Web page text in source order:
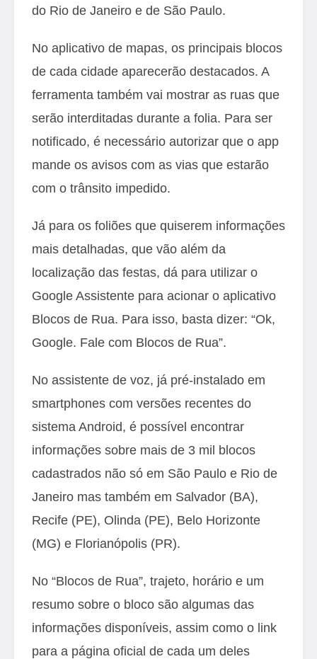
do Rio de Janeiro e de São Paulo.
No aplicativo de mapas, os principais blocos
de cada cidade aparecerão destacados. A
ferramenta também vai mostrar as ruas que
serão interditadas durante a folia. Para ser
notificado, é necessário autorizar que o app
mande os avisos com as vias que estarão
com o trânsito impedido.
Já para os foliões que quiserem informações
mais detalhadas, que vão além da
localização das festas, dá para utilizar o
Google Assistente para acionar o aplicativo
Blocos de Rua. Para isso, basta dizer: “Ok,
Google. Fale com Blocos de Rua”.
No assistente de voz, já pré-instalado em
smartphones com versões recentes do
sistema Android, é possível encontrar
informações sobre mais de 3 mil blocos
cadastrados não só em São Paulo e Rio de
Janeiro mas também em Salvador (BA),
Recife (PE), Olinda (PE), Belo Horizonte
(MG) e Florianópolis (PR).
No “Blocos de Rua”, trajeto, horário e um
resumo sobre o bloco são algumas das
informações disponíveis, assim como o link
para a página oficial de cada um deles